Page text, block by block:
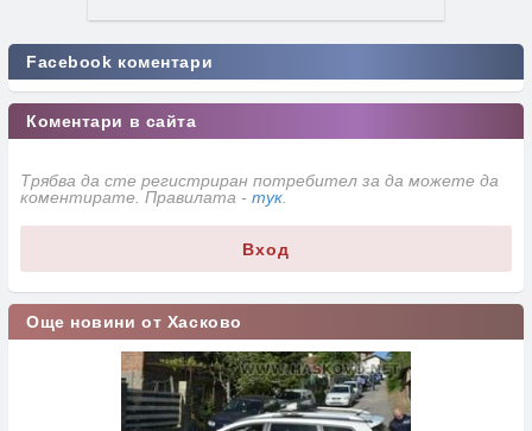
Facebook коментари
Коментари в сайта
Трябва да сте регистриран потребител за да можете да
коментирате. Правилата - тук
Вход
Още новини от Хасково